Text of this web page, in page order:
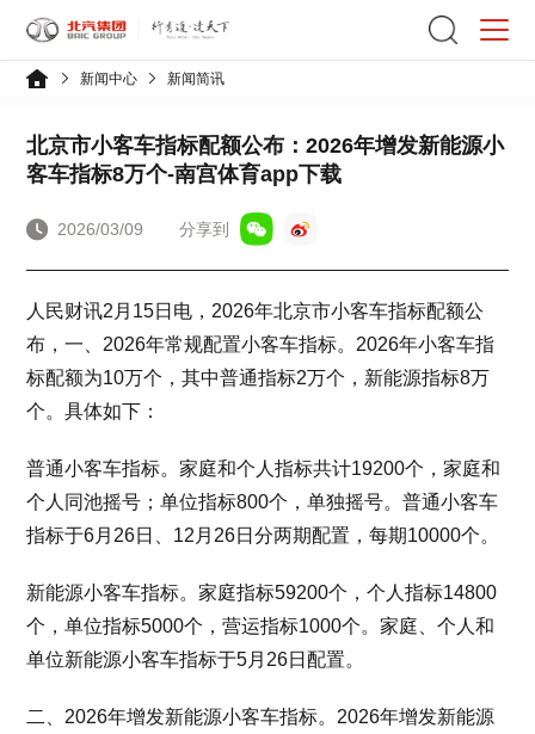
新闻中心 新闻简讯
北京市小客车指标配额公布：2026年增发新能源小
客车指标8万个-南宫体育app下载
2026/03/09 分享到
人民财讯2月15日电，2026年北京市小客车指标配额公
布，一、2026年常规配置小客车指标。2026年小客车指
标配额为10万个，其中普通指标2万个，新能源指标8万
个。具体如下：
普通小客车指标。家庭和个人指标共计19200个，家庭和
个人同池摇号；单位指标800个，单独摇号。普通小客车
指标于6月26日、12月26日分两期配置，每期10000个。
新能源小客车指标。家庭指标59200个，个人指标14800
个，单位指标5000个，营运指标1000个。家庭、个人和
单位新能源小客车指标于5月26日配置。
二、2026年增发新能源小客车指标。2026年增发新能源